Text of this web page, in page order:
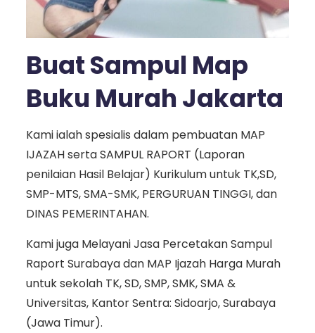
Buat Sampul Map
Buku Murah Jakarta
Kami ialah spesialis dalam pembuatan MAP
IJAZAH serta SAMPUL RAPORT (Laporan
penilaian Hasil Belajar) Kurikulum untuk TK,SD,
SMP-MTS, SMA-SMK, PERGURUAN TINGGI, dan
DINAS PEMERINTAHAN.
Kami juga Melayani Jasa Percetakan Sampul
Raport Surabaya dan MAP Ijazah Harga Murah
untuk sekolah TK, SD, SMP, SMK, SMA &
Universitas, Kantor Sentra: Sidoarjo, Surabaya
(Jawa Timur).